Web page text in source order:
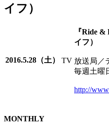
イフ）
2016.5.28（土） TV
『Ride
イフ）
放送局／
毎週土曜
http://
MONTHLY